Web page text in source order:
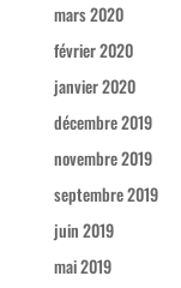
mars 2020
février 2020
janvier 2020
décembre 2019
novembre 2019
septembre 2019
juin 2019
mai 2019